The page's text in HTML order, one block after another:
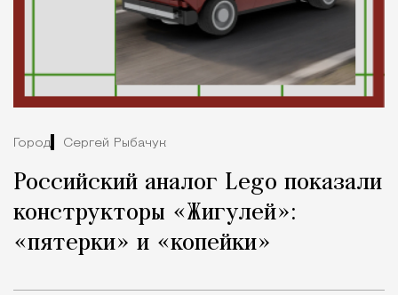
Город Сергей Рыбачук
Российский аналог Lego показали
конструкторы «Жигулей»:
«пятерки» и «копейки»